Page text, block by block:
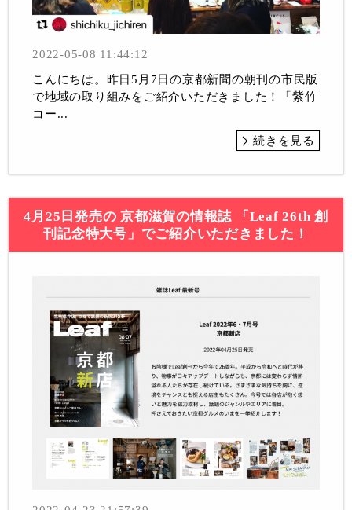
2022-05-08 11:44:12
こんにちは。昨日5月7日の京都新聞の朝刊の市民版
で地域の取り組みをご紹介いただきました！「紫竹
コー...
続きを見る
4月25日発売の 京都滋賀の情報誌 「Leaf 26th 創
刊記念特大号」でご紹介いただきました！